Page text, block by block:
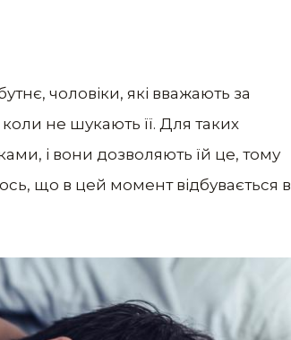
чоловіки, які вважають за
коли не шукають її. Для таких
і вони дозволяють їй це, тому
що в цей момент відбувається в